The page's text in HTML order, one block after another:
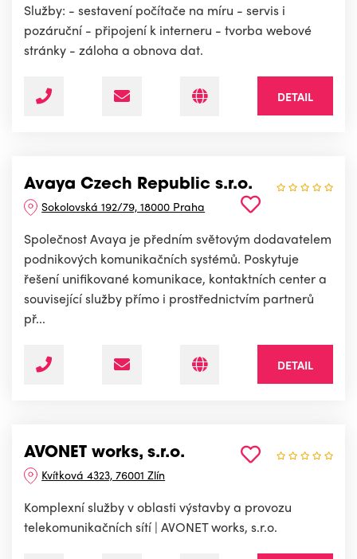
Služby: - sestavení počítače na míru - servis i
pozáruční - připojení k interneru - tvorba webové
stránky - záloha a obnova dat.
DETAIL
Avaya Czech Republic s.r.o.
Sokolovská 192/79, 18000 Praha
Společnost Avaya je předním světovým dodavatelem
podnikových komunikačních systémů. Poskytuje
řešení unifikované komunikace, kontaktních center a
související služby přímo i prostřednictvím partnerů
př...
DETAIL
AVONET works, s.r.o.
Kvítková 4323, 76001 Zlín
Komplexní služby v oblasti výstavby a provozu
telekomunikačních sítí | AVONET works, s.r.o.